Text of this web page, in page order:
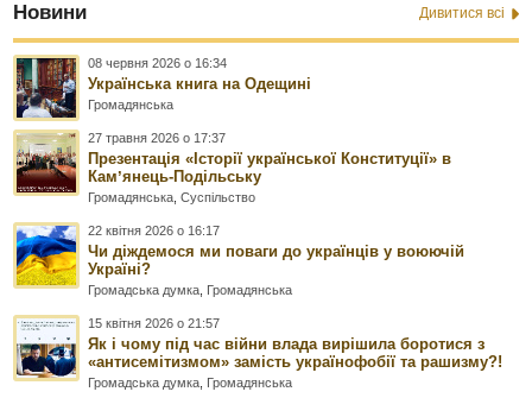
Новини Дивитися всі
08 червня 2026 о 16:34
Українська книга на Одещині
Громадянська
27 травня 2026 о 17:37
Презентація «Історії української Конституції» в
Камʼянець-Подільську
Громадянська ,Суспільство
22 квітня 2026 о 16:17
Чи діждемося ми поваги до українців у воюючій
Україні?
Громадська думка Громадянська
15 квітня 2026 о 21:57
Як і чому під час війни влада вирішила боротися з
«антисемітизмом» замість українофобії та рашизму?!
Громадська думка Громадянська